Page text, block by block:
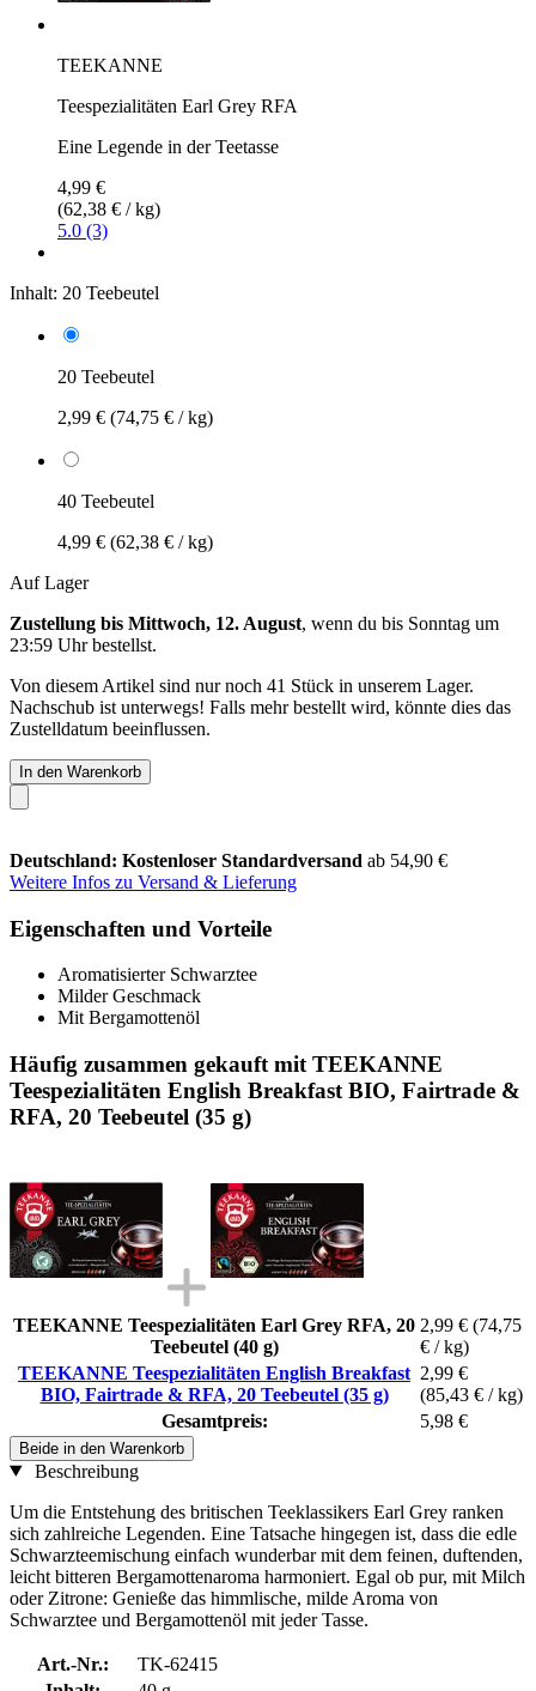
TEEKANNE
Teespezialitäten Earl Grey RFA
Eine Legende in der Teetasse
4,99 €
(62,38 € / kg)
5.0 (3)
Inhalt: 20 Teebeutel
20 Teebeutel
2,99 € (74,75 € / kg)
40 Teebeutel
4,99 € (62,38 € / kg)
Auf Lager
Zustellung bis Mittwoch, 12. August, wenn du bis Sonntag um
23:59 Uhrbestellst.
Von diesem Artikel sind nur noch 41 Stück in unserem Lager.
Nachschub ist unterwegs! Falls mehr bestellt wird, könnte dies das
Zustelldatum beeinflussen.
In den Warenkorb
Deutschland: Kostenloser Standardversand ab 54,90 €
Weitere Infos zu Versand & Lieferung
Eigenschaften und Vorteile
Aromatisierter Schwarztee
Milder Geschmack
Mit Bergamottenöl
Häufig zusammen gekauft mit TEEKANNE
Teespezialitäten English Breakfast BIO, Fairtrade &
RFA, 20 Teebeutel (35 g)
TEEKANNE Teespezialitäten Earl Grey RFA, 20
Teebeutel (40 g)
2,99 € (74,75
€ / kg)
TEEKANNE Teespezialitäten English Breakfast
BIO, Fairtrade & RFA, 20 Teebeutel (35 g)
2,99 €
(85,43 € / kg)
Gesamtpreis:
5,98 €
Beide in den Warenkorb
Beschreibung
Um die Entstehung des britischen Teeklassikers Earl Grey ranken
sich zahlreiche Legenden. Eine Tatsache hingegen ist, dass die edle
Schwarzteemischung einfach wunderbar mit dem feinen, duftenden,
leicht bitteren Bergamottenaroma harmoniert. Egal ob pur, mit Milch
oder Zitrone: Genieße das himmlische, milde Aroma von
Schwarztee und Bergamottenöl mit jeder Tasse.
Art.-Nr.:
TK-62415